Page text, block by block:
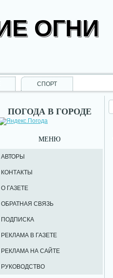
ОГНИ
СПОРТ
ПОГОДА В ГОРОДЕ
МЕНЮ
АВТОРЫ
КОНТАКТЫ
О ГАЗЕТЕ
ОБРАТНАЯ СВЯЗЬ
ПОДПИСКА
РЕКЛАМА В ГАЗЕТЕ
РЕКЛАМА НА САЙТЕ
РУКОВОДСТВО